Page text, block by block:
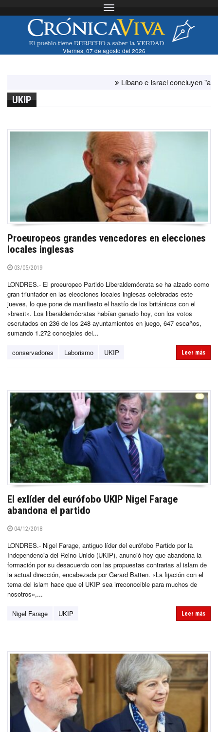
Toggle navigation
Viernes, 07 de agosto del 2026
Líbano e Israel concluyen "antes de
UKIP
Proeuropeos grandes vencedores en elecciones
locales inglesas
03/05/2019
LONDRES.- El proeuropeo Partido Liberaldemócrata se ha alzado como
gran triunfador en las elecciones locales inglesas celebradas este
jueves, lo que pone de manifiesto el hastío de los británicos con el
«brexit». Los liberaldemócratas habían ganado hoy, con los votos
escrutados en 236 de los 248 ayuntamientos en juego, 647 escaños,
sumando 1.272 concejales del...
conservadores Laborismo UKIP Leer más
El exlíder del eurófobo UKIP Nigel Farage
abandona el partido
04/12/2018
LONDRES.- Nigel Farage, antiguo líder del eurófobo Partido por la
Independencia del Reino Unido (UKIP), anunció hoy que abandona la
formación por su desacuerdo con las propuestas contrarias al islam de
la actual dirección, encabezada por Gerard Batten. «La fijación con el
tema del islam hace que el UKIP sea irreconocible para muchos de
nosotros»,...
Nigel Farage UKIP Leer más